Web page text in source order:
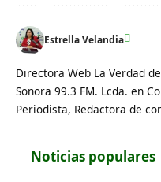
Estrella Velandia
Directora Web La Verdad
Sonora 99.3 FM. Lcda. en
Periodista, Redactora de
Noticias populares